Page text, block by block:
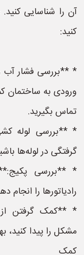
آن را شناسایی کنید.
کنید:
* **بررسی فشار آب
ورودی به ساختمان
تماس بگیرید.
* **بررسی لوله
گرفتگی در لوله‌ها
* **بررسی پکیج:**
رادیاتورها را انجام
* **کمک گرفتن از
مشکل را پیدا کنید،
کمک